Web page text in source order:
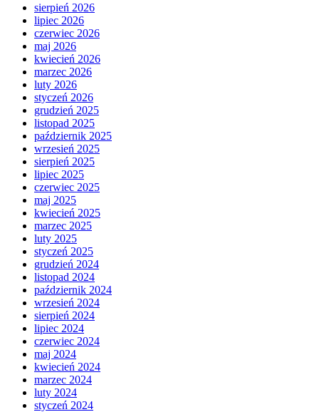
sierpień 2026
lipiec 2026
czerwiec 2026
maj 2026
kwiecień 2026
marzec 2026
luty 2026
styczeń 2026
grudzień 2025
listopad 2025
październik 2025
wrzesień 2025
sierpień 2025
lipiec 2025
czerwiec 2025
maj 2025
kwiecień 2025
marzec 2025
luty 2025
styczeń 2025
grudzień 2024
listopad 2024
październik 2024
wrzesień 2024
sierpień 2024
lipiec 2024
czerwiec 2024
maj 2024
kwiecień 2024
marzec 2024
luty 2024
styczeń 2024